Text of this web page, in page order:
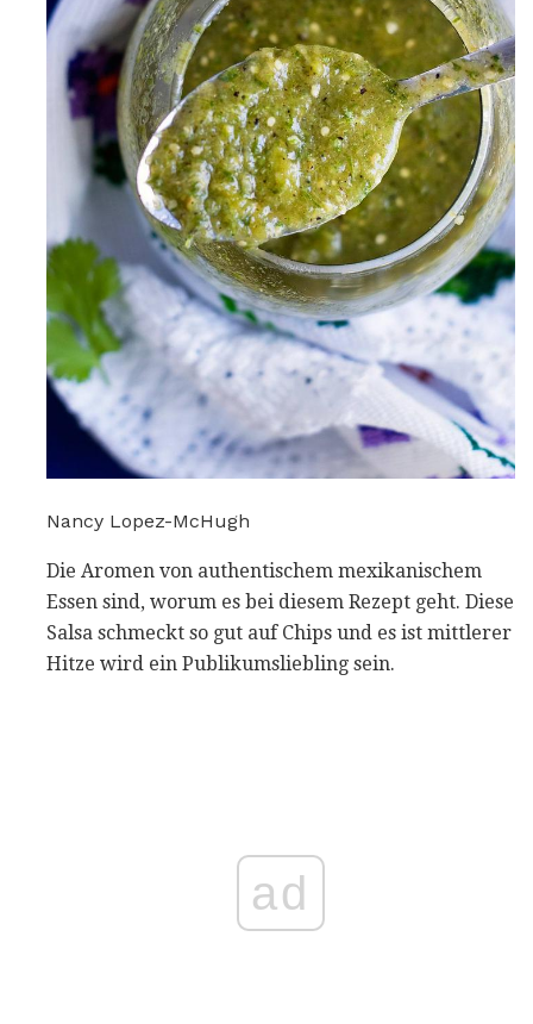
Nancy Lopez-McHugh
Die Aromen von authentischem mexikanischem
Essen sind, worum es bei diesem Rezept geht. Diese
Salsa schmeckt so gut auf Chips und es ist mittlerer
Hitze wird ein Publikumsliebling sein.
ad